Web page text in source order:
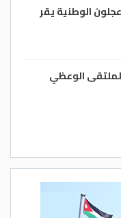
الوطنية يقر
الوعظي